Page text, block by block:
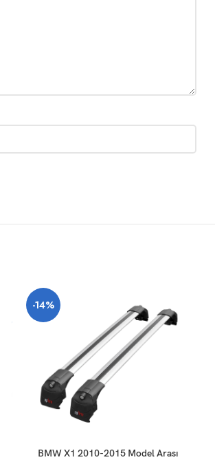
-14%
SEPETE EKLE
BMW X1 2010-2015 Model Arası